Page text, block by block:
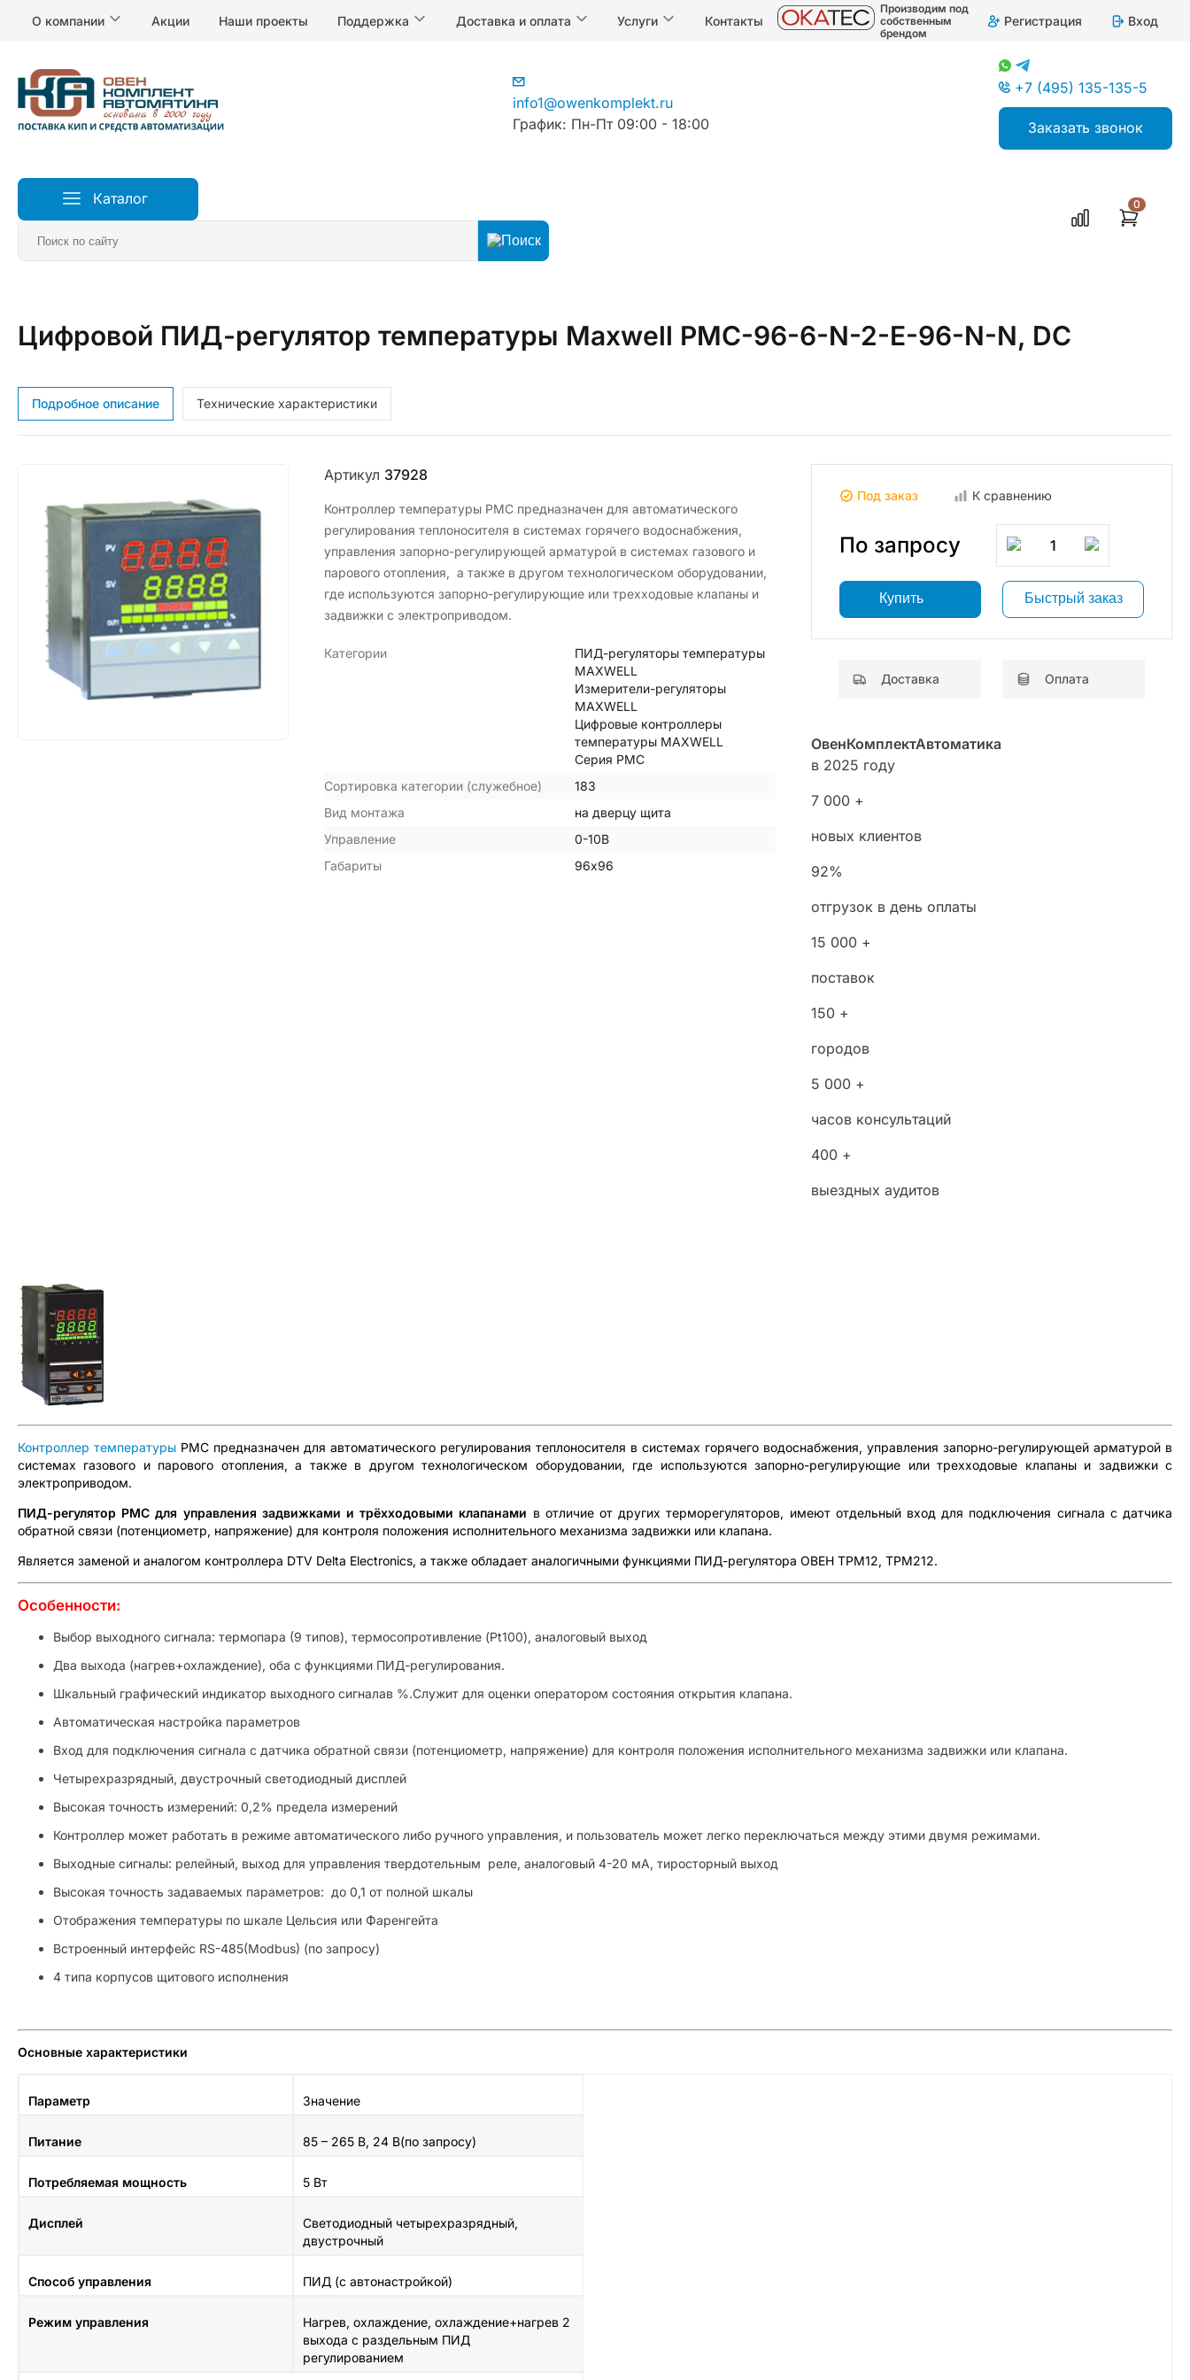
О компании Акции Наши проекты Поддержка Доставка и оплата Услуги Контакты
Производим под
собственным
брендом
Регистрация Вход
info1@owenkomplekt.ru
График: Пн-Пт 09:00 - 18:00
+7 (495) 135-135-5
Заказать звонок
Каталог 0
Главная Измерители и регуляторы температуры ПИД-регуляторы температуры
Цифровой ПИД-регулятор температуры Maxwell PMC-96-6-N-2-E-96-N-N, DC
Подробное описание Технические характеристики
Артикул 37928
Контроллер температуры РМС предназначен для автоматического
регулирования теплоносителя в системах горячего водоснабжения,
управления запорно-регулирующей арматурой в системах газового и
парового отопления, а также в другом технологическом оборудовании,
где используются запорно-регулирующие или трехходовые клапаны и
задвижки с электроприводом.
Категории
ПИД-регуляторы температуры
MAXWELL
Измерители-регуляторы
MAXWELL
Цифровые контроллеры
температуры MAXWELL
Серия PMC
Сортировка категории (служебное)
183
Вид монтажа
на дверцу щита
Управление
0-10В
Габариты
96х96
Под заказ К сравнению
По запросу 1
Купить Быстрый заказ
Доставка Оплата
ОвенКомплектАвтоматика
в 2025 году
7 000 +
новых клиентов
92%
отгрузок в день оплаты
15 000 +
поставок
150 +
городов
5 000 +
часов консультаций
400 +
выездных аудитов
Контроллер температуры РМС предназначен для автоматического регулирования теплоносителя в системах горячего водоснабжения, управления запорно-регулирующей арматурой в
системах газового и парового отопления, а также в другом технологическом оборудовании, где используются запорно-регулирующие или трехходовые клапаны и задвижки с
электроприводом.
ПИД-регулятор РМС для управления задвижками и трёхходовыми клапанами в отличие от других терморегуляторов, имеют отдельный вход для подключения сигнала с датчика
обратной связи (потенциометр, напряжение) для контроля положения исполнительного механизма задвижки или клапана.
Является заменой и аналогом контроллера DTV Delta Electronics, а также обладает аналогичными функциями ПИД-регулятора ОВЕН ТРМ12, ТРМ212.
Особенности:
Выбор выходного сигнала: термопара (9 типов), термосопротивление (Pt100), аналоговый выход
Два выхода (нагрев+охлаждение), оба с функциями ПИД-регулирования.
Шкальный графический индикатор выходного сигналав %.Служит для оценки оператором состояния открытия клапана.
Автоматическая настройка параметров
Вход для подключения сигнала с датчика обратной связи (потенциометр, напряжение) для контроля положения исполнительного механизма задвижки или клапана.
Четырехразрядный, двустрочный светодиодный дисплей
Высокая точность измерений: 0,2% предела измерений
Контроллер может работать в режиме автоматического либо ручного управления, и пользователь может легко переключаться между этими двумя режимами.
Выходные сигналы: релейный, выход для управления твердотельным реле, аналоговый 4-20 мА, тиросторный выход
Высокая точность задаваемых параметров: до 0,1 от полной шкалы
Отображения температуры по шкале Цельсия или Фаренгейта
Встроенный интерфейс RS-485(Modbus) (по запросу)
4 типа корпусов щитового исполнения
Основные характеристики
Параметр Значение
Питание 85 – 265 В, 24 В(по запросу)
Потребляемая мощность 5 Вт
Дисплей
Светодиодный четырехразрядный,
двустрочный
Способ управления ПИД (с автонастройкой)
Режим управления
Нагрев, охлаждение, охлаждение+нагрев 2
выхода с раздельным ПИД
регулированием